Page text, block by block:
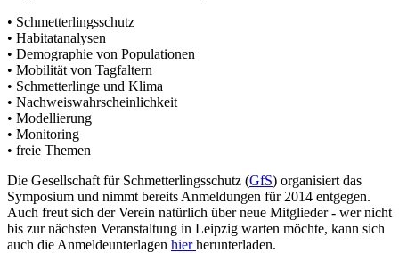
• Schmetterlingsschutz
• Habitatanalysen
• Demographie von Populationen
• Mobilität von Tagfaltern
• Schmetterlinge und Klima
• Nachweiswahrscheinlichkeit
• Modellierung
• Monitoring
• freie Themen
Die Gesellschaft für Schmetterlingsschutz (GfS) organisiert das
Symposium und nimmt bereits Anmeldungen für 2014 entgegen.
Auch freut sich der Verein natürlich über neue Mitglieder - wer nicht
bis zur nächsten Veranstaltung in Leipzig warten möchte, kann sich
auch die Anmeldeunterlagen hierherunterladen.